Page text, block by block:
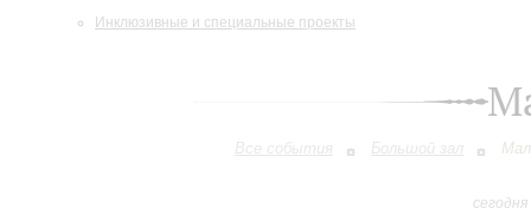
Инклюзивные и специальные проекты
Все события Большой зал